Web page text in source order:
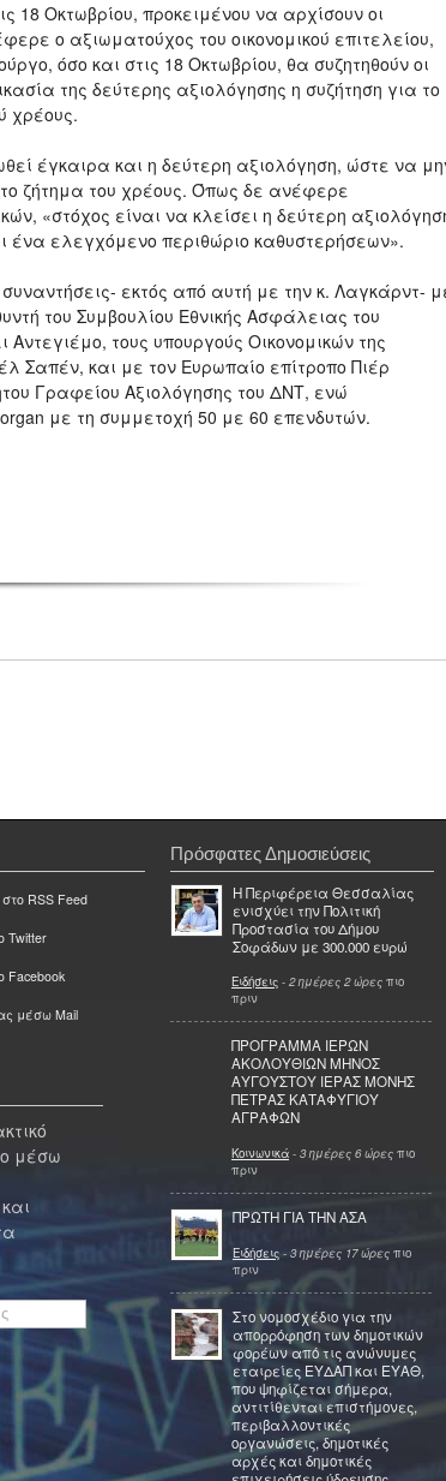
Οκτωβρίου, προκειμένου να αρχίσουν οι
ο αξιωματούχος του οικονομικού επιτελείου,
όσο και στις 18 Οκτωβρίου, θα συζητηθούν οι
της δεύτερης αξιολόγησης η συζήτηση για το
χρέους.
έγκαιρα και η δεύτερη αξιολόγηση, ώστε να
ζήτημα του χρέους. Όπως δε ανέφερε
«στόχος είναι να κλείσει η δεύτερη
ελεγχόμενο περιθώριο καθυστερήσεων».
εκτός από αυτή με την κ. Λαγκάρντ-
του Συμβουλίου Εθνικής Ασφάλειας του
τους υπουργούς Οικονομικών της
Σαπέν, και με τον Ευρωπαίο επίτροπο Πιέρ
Γραφείου Αξιολόγησης του ΔΝΤ, ενώ
με τη συμμετοχή 50 με 60 επενδυτών.
RSS Feed
Twitter
Facebook
μέσω Mail
μέσω
Πρόσφατες Δημοσιεύσεις
Η Περιφέρεια Θεσσαλίας
ενισχύει την Πολιτική
Προστασία του Δήμου
Σοφάδων με 300.000 ευρώ
Ειδήσεις - 2 ημέρες 2 ώρες πιο
πριν
ΠΡΟΓΡΑΜΜΑ ΙΕΡΩΝ
ΑΚΟΛΟΥΘΙΩΝ ΜΗΝΟΣ
ΑΥΓΟΥΣΤΟΥ ΙΕΡΑΣ ΜΟΝΗΣ
ΠΕΤΡΑΣ ΚΑΤΑΦΥΓΙΟΥ
ΑΓΡΑΦΩΝ
Κοινωνικά - 3 ημέρες 6 ώρες πιο
πριν
ΠΡΩΤΗ ΓΙΑ ΤΗΝ ΑΣΑ
Ειδήσεις - 3 ημέρες 17 ώρες πιο
πριν
Στο νομοσχέδιο για την
απορρόφηση των δημοτικών
φορέων από τις ανώνυμες
εταιρείες ΕΥΔΑΠ και ΕΥΑΘ,
που ψηφίζεται σήμερα,
αντιτίθενται επιστήμονες,
περιβαλλοντικές
οργανώσεις, δημοτικές
αρχές και δημοτικές